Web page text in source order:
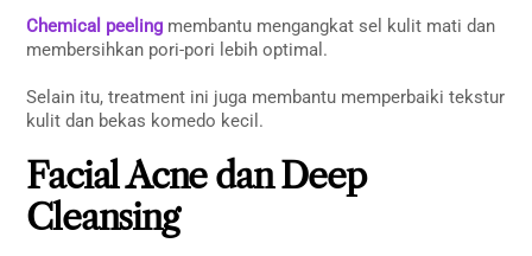
Chemical peeling membantu mengangkat sel kulit mati dan
membersihkan pori-pori lebih optimal.
Selain itu, treatment ini juga membantu memperbaiki tekstur
kulit dan bekas komedo kecil.
Facial Acne dan Deep
Cleansing